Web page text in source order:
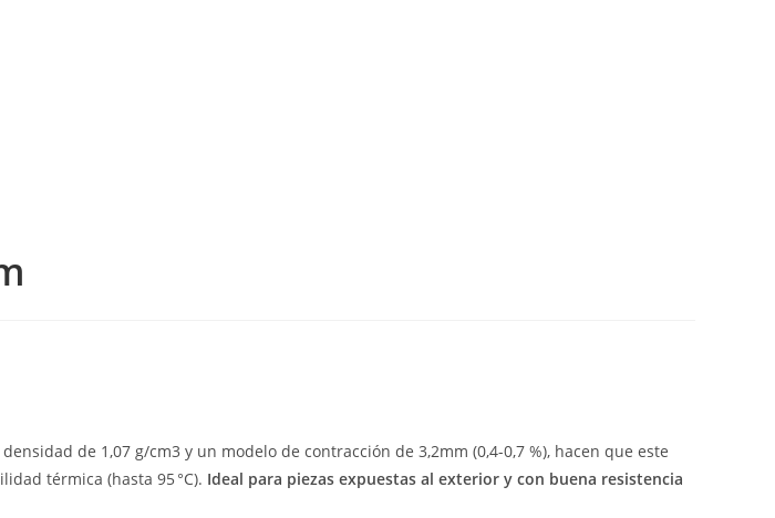
densidad de 1,07 g/cm3 y un modelo de contracción de 3,2mm (0,4-0,7 %), hacen que este
térmica (hasta 95 °C). Ideal para piezas expuestas al exterior y con buena resistencia